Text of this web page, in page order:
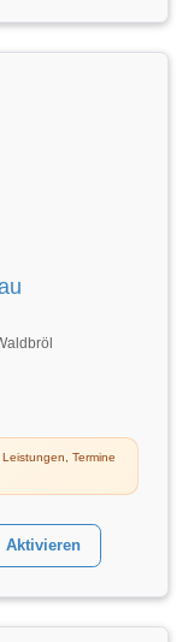
Termine
Aktivieren